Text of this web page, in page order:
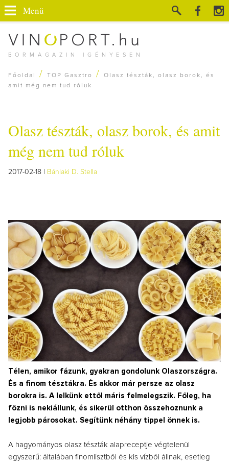
BORMAGAZIN IGÉNYESEN
Menü
Főoldal / TOP Gasztro /
Olasz tészták, olasz borok, és
amit még nem tud róluk
Olasz tészták, olasz borok, és amit
még nem tud róluk
2017-02-18 | Bánlaki D. Stella
Télen, amikor fázunk, gyakran gondolunk Olaszországra.
És a finom tésztákra. És akkor már persze az olasz
borokra is. A lelkünk ettől máris felmelegszik. Főleg, ha
főzni is nekiállunk, és sikerül otthon összehoznunk a
legjobb párosokat. Segítünk néhány tippel önnek is.
A hagyományos olasz tészták alapreceptje végtelenül
egyszerű: általában finomlisztből és kis vízből állnak, esetleg